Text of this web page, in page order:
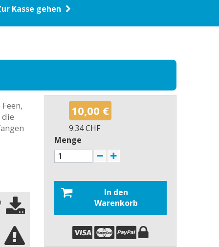
Kasse gehen
die
10,00 €
9.34 CHF
Menge
In den
Warenkorb